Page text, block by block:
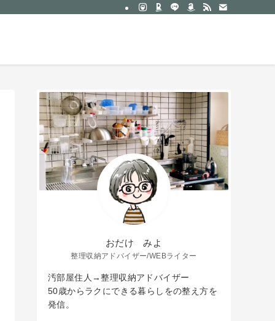
おだけ みよ
整理収納アドバイザー/WEBライター
汚部屋住人→整理収納アドバイザー
50歳からラクにできる暮らしをの整え方を
発信。